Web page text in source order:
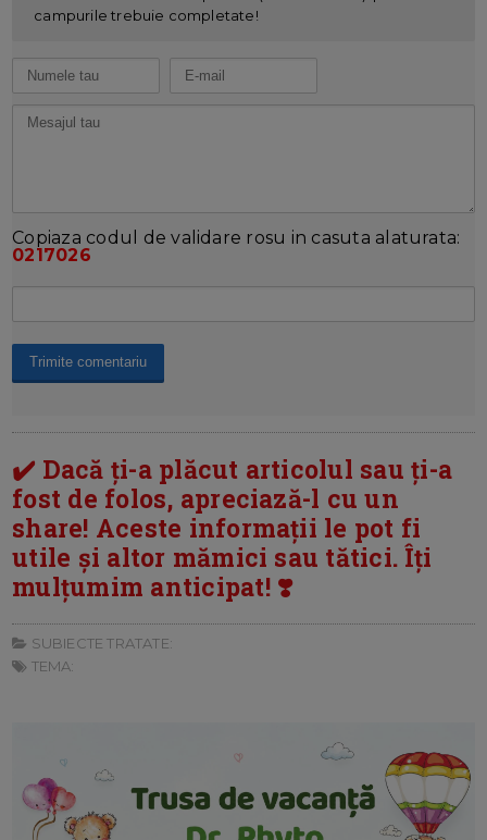
campurile trebuie completate!
Copiaza codul de validare rosu in casuta alaturata:
0217026
✔️ Dacă ți-a plăcut articolul sau ți-a
fost de folos, apreciază-l cu un
share! Aceste informații le pot fi
utile și altor mămici sau tătici. Îți
mulțumim anticipat! ❣️
SUBIECTE TRATATE:
TEMA: